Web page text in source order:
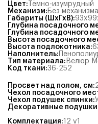
Цвет: Тёмно-изумрудный
Механизм: Без механизма
Габариты (ШхГхВ):
Глубина посадочного
Глубина посадочного
Высота посадочного
Высота подлокотника:
Наполнитель:
Тип материала: Велюр
Код ткани:36-252
Просвет над полом, см:
Чехол посадочного
Чехол подушек спинки:
Декоративные подушки
Комплектация:12 v1